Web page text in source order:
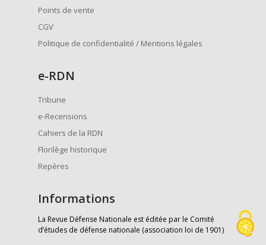
Points de vente
CGV
Politique de confidentialité / Mentions légales
e-RDN
Tribune
e-Recensions
Cahiers de la RDN
Florilège historique
Repères
Informations
La Revue Défense Nationale est éditée par le Comité
d’études de défense nationale (association loi de 1901)